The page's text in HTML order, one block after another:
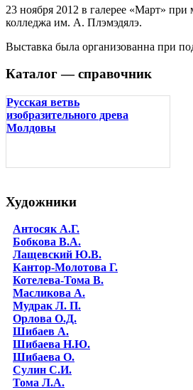
23 ноября 2012 в галерее «Март»
колледжа им. А. Плэмэдялэ.
Выставка была организованна при
Каталог — справочник
Русская ветвь
изобразительного древа
Молдовы
Художники
Антосяк А.Г.
Бобкова В.А.
Лащевский Ю.В.
Кантор-Молотова Г.
Котелева-Тома В.
Масликова А.
Мудрак Л. П.
Орлова О.Д.
Шибаев А.
Шибаева Н.Ю.
Шибаева O.
Сулин С.И.
Тома Л.А.